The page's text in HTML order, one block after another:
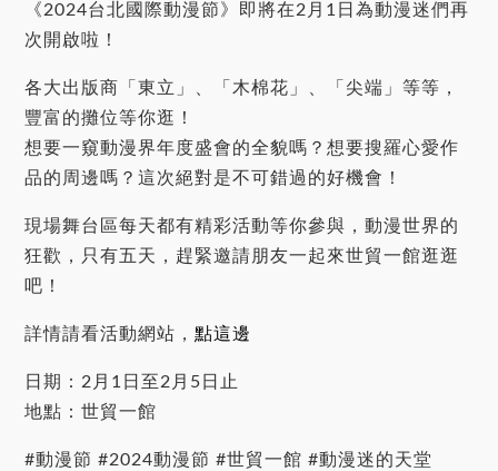
《2024台北國際動漫節》即將在2月1日為動漫迷們再
次開啟啦！
各大出版商「東立」、「木棉花」、「尖端」等等，
豐富的攤位等你逛！
想要一窺動漫界年度盛會的全貌嗎？想要搜羅心愛作
品的周邊嗎？這次絕對是不可錯過的好機會！
現場舞台區每天都有精彩活動等你參與，動漫世界的
狂歡，只有五天，趕緊邀請朋友一起來世貿一館逛逛
吧！
詳情請看活動網站，點這邊
日期：2月1日至2月5日止
地點：世貿一館
#動漫節 #2024動漫節 #世貿一館 #動漫迷的天堂